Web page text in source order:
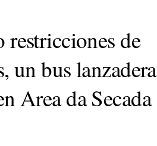
de
un bus lanzadera
Area da Secada